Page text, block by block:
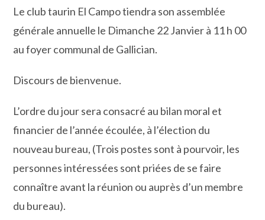
Le club taurin El Campo tiendra son assemblée
générale annuelle le Dimanche 22 Janvier à 11 h 00
au foyer communal de Gallician.
Discours de bienvenue.
L’ordre du jour sera consacré au bilan moral et
financier de l’année écoulée, à l’élection du
nouveau bureau, (Trois postes sont à pourvoir, les
personnes intéressées sont priées de se faire
connaître avant la réunion ou auprès d’un membre
du bureau).